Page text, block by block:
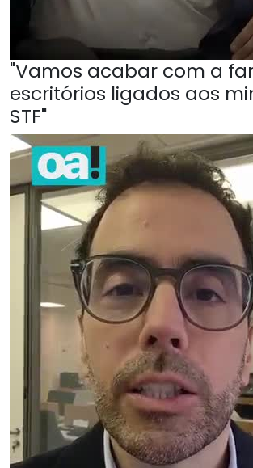
"Vamos acabar com a
escritórios ligados aos
STF"